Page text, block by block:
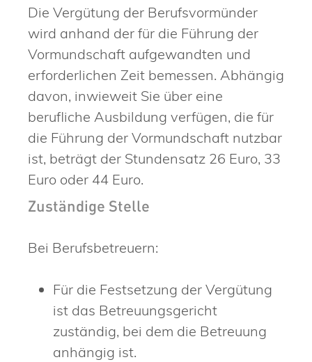
Die Vergütung der Berufsvormünder
wird anhand der für die Führung der
Vormundschaft aufgewandten und
erforderlichen Zeit bemessen. Abhängig
davon, inwieweit Sie über eine
berufliche Ausbildung verfügen, die für
die Führung der Vormundschaft nutzbar
ist, beträgt der Stundensatz 26 Euro, 33
Euro oder 44 Euro.
Zuständige Stelle
Bei Berufsbetreuern:
Für die Festsetzung der Vergütung
ist das Betreuungsgericht
zuständig, bei dem die Betreuung
anhängig ist.